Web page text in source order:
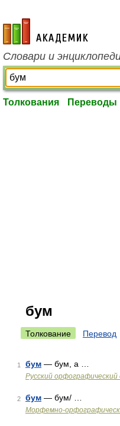
academic.ru
Словари и
Толкования Переводы
бум
Толкование Перевод
1 бум — бум, а …
Русский орфографический
2 бум — бум/ …
Морфемно-